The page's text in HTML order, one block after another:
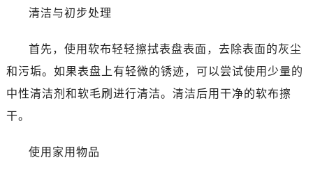
清洁与初步处理
首先，使用软布轻轻擦拭表盘表面，去除表面的灰尘
和污垢。如果表盘上有轻微的锈迹，可以尝试使用少量的
中性清洁剂和软毛刷进行清洁。清洁后用干净的软布擦
干。
使用家用物品